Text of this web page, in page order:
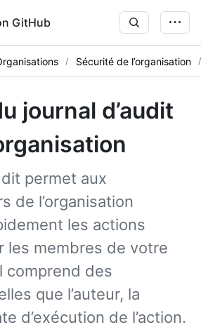
GitHub
Sécurité de l’organisation
journal d’audit
permet aux
de l’organisation
les actions
les membres de votre
comprend des
que l’auteur, la
d’exécution de l’action.